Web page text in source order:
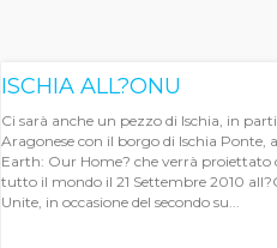
ISCHIA ALL?ONU
Ci sarà anche un pezzo di Ischia, in
Aragonese con il borgo di Ischia Ponte,
Earth: Our Home? che verrà proiettato
tutto il mondo il 21 Settembre 2010
Unite, in occasione del secondo su...